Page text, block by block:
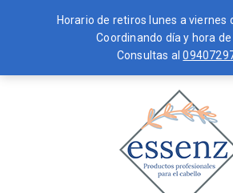
Horario de retiros lunes a viernes
Coordinando día y hora
Consultas al
to